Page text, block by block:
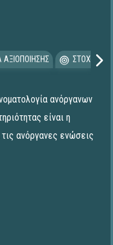
ΑΞΙΟΠΟΙΗΣΗΣ
ανόργανων
είναι η
ανόργανες ενώσεις